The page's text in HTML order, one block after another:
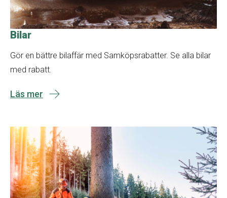
Bilar
Gör en bättre bilaffär med Samköpsrabatter. Se alla bilar
med rabatt.
Läs mer